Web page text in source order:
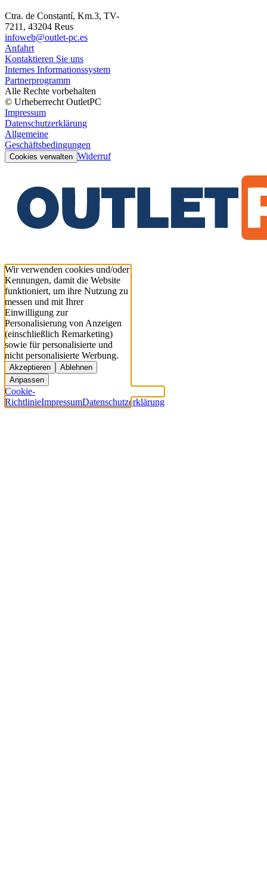
Ctra. de Constantí, Km.3, TV-
7211, 43204 Reus
infoweb@outlet-pc.es
Anfahrt
Kontaktieren Sie uns
Internes Informationssystem
Partnerprogramm
Alle Rechte vorbehalten
© Urheberrecht OutletPC
Impressum
Datenschutzerklärung
Allgemeine
Geschäftsbedingungen
Cookies verwalten Widerruf
Wir verwenden cookies und/oder
Kennungen, damit die Website
funktioniert, um ihre Nutzung zu
messen und mit Ihrer
Einwilligung zur
Personalisierung von Anzeigen
(einschließlich Remarketing)
sowie für personalisierte und
nicht personalisierte Werbung.
Akzeptieren
Ablehnen
Anpassen
Cookie-
RichtlinieImpressumDatenschutzerklärung